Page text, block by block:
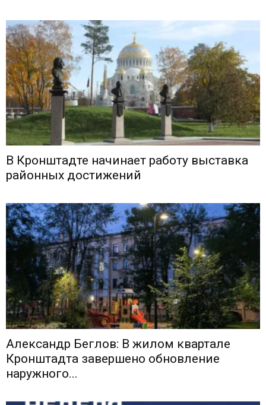
В Кронштадте начинает работу выставка
районных достижений
Александр Беглов: В жилом квартале
Кронштадта завершено обновление
наружного...